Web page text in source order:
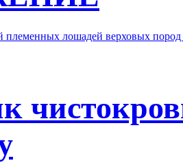
лошадей верховых